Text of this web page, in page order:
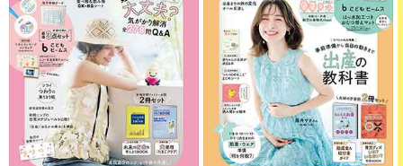
１ 布おむつを開いて汚れをふく
おむつカバーをはずし、布おむつを開きます。ママやパパは片手
で赤ちゃんの両足を持って顔のほうに倒しておしりを浮かせ、汚
れをふき取ります。
２ 新しい布おむつを敷く